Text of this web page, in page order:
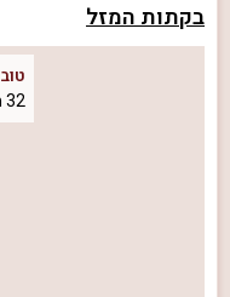
בקתות המזל
32 חוות דעת אמיתיות